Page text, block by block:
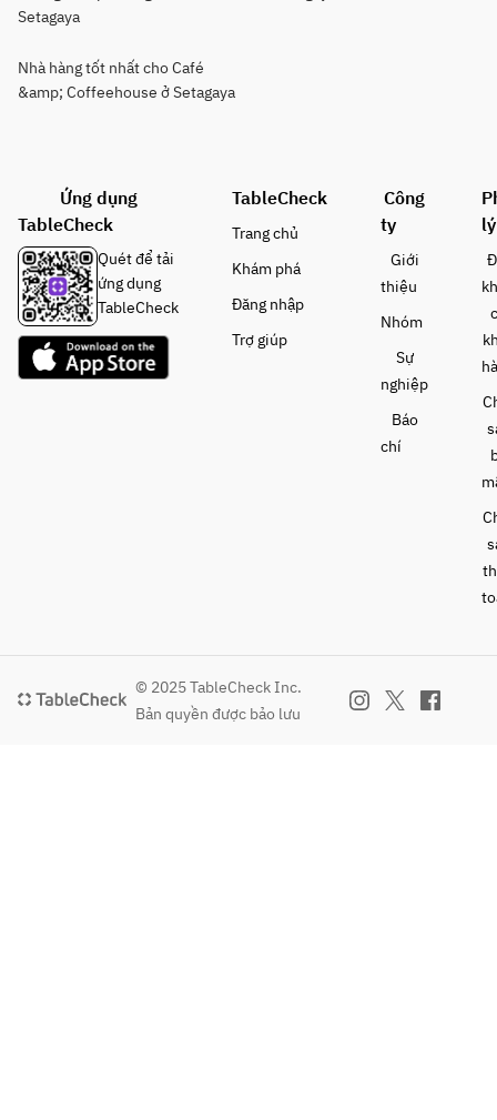
Setagaya
Nhà hàng tốt nhất cho Café
&amp; Coffeehouse ở Setagaya
Ứng dụng
TableCheck
Quét để tải
ứng dụng
TableCheck
TableCheck
Trang chủ
Khám phá
Đăng nhập
Trợ giúp
Công
ty
Giới
thiệu
Nhóm
Sự
nghiệp
Báo
chí
lý
© 2025 TableCheck Inc.
Bản quyền được bảo lưu